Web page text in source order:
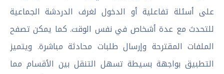
على أسئلة تفاعلية أو الدخول لغرف الدردشة الجماعية
للتحدث مع عدة أشخاص في نفس الوقت. كما يمكن تصفح
الملفات المقترحة وإرسال طلبات محادثة مباشرة. ويتميز
التطبيق بواجهة بسيطة تسهل التنقل بين الأقسام مما